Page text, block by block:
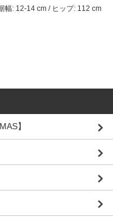
幅: 12-14 cm / ヒップ: 112 cm
】